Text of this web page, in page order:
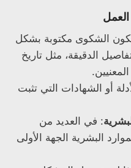
الشكوى مكتوبة بشكل
الدقيقة، مثل تاريخ
أو الشهادات التي تثبت
: في العديد من
البشرية الجهة الأولى